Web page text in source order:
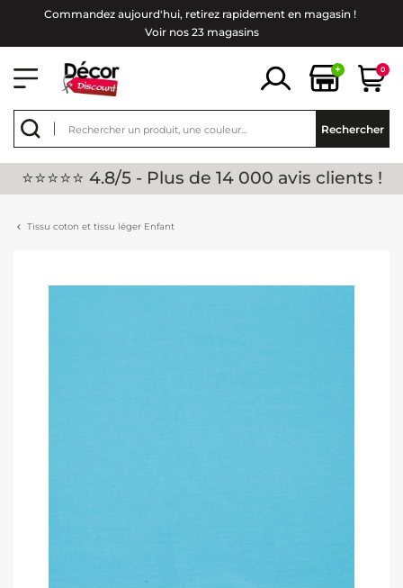
Commandez aujourd'hui, retirez rapidement en magasin !
Voir nos 23 magasins
+ 0
Rechercher
⭐⭐⭐⭐⭐ 4.8/5 - Plus de 14 000 avis clients !
Tissu coton et tissu léger Enfant